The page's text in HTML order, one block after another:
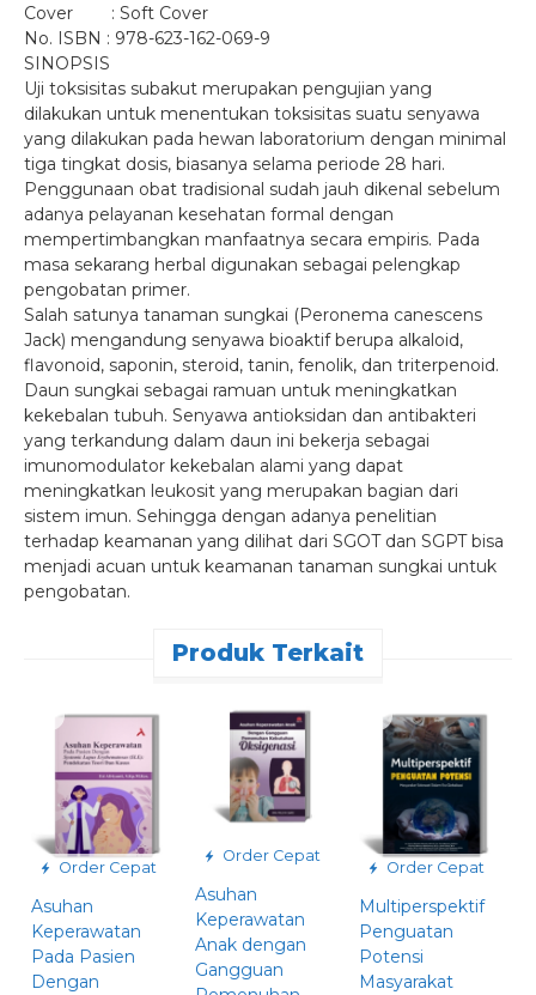
Cover : Soft Cover
No. ISBN : 978-623-162-069-9
SINOPSIS
Uji toksisitas subakut merupakan pengujian yang
dilakukan untuk menentukan toksisitas suatu senyawa
yang dilakukan pada hewan laboratorium dengan minimal
tiga tingkat dosis, biasanya selama periode 28 hari.
Penggunaan obat tradisional sudah jauh dikenal sebelum
adanya pelayanan kesehatan formal dengan
mempertimbangkan manfaatnya secara empiris. Pada
masa sekarang herbal digunakan sebagai pelengkap
pengobatan primer.
Salah satunya tanaman sungkai (Peronema canescens
Jack) mengandung senyawa bioaktif berupa alkaloid,
flavonoid, saponin, steroid, tanin, fenolik, dan triterpenoid.
Daun sungkai sebagai ramuan untuk meningkatkan
kekebalan tubuh. Senyawa antioksidan dan antibakteri
yang terkandung dalam daun ini bekerja sebagai
imunomodulator kekebalan alami yang dapat
meningkatkan leukosit yang merupakan bagian dari
sistem imun. Sehingga dengan adanya penelitian
terhadap keamanan yang dilihat dari SGOT dan SGPT bisa
menjadi acuan untuk keamanan tanaman sungkai untuk
pengobatan.
Produk Terkait
Order Cepat
Asuhan
Keperawatan
Pada Pasien
Dengan
Order Cepat
Asuhan
Keperawatan
Anak dengan
Gangguan
Order Cepat
Multiperspektif
Penguatan
Potensi
Masyarakat